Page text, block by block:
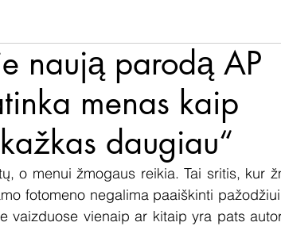
naują parodą AP
menas kaip
daugiau“
o menui žmogaus reikia. Tai sritis, kur
fotomeno negalima paaiškinti
vaizduose vienaip ar kitaip yra pats